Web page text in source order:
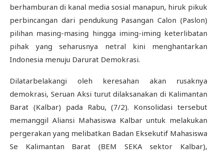
berhamburan di kanal media sosial manapun, hiruk pikuk
perbincangan dari pendukung Pasangan Calon (Paslon)
pilihan masing-masing hingga iming-iming keterlibatan
pihak yang seharusnya netral kini menghantarkan
Indonesia menuju Darurat Demokrasi.
Dilatarbelakangi oleh keresahan akan rusaknya
demokrasi, Seruan Aksi turut dilaksanakan di Kalimantan
Barat (Kalbar) pada Rabu, (7/2). Konsolidasi tersebut
memanggil Aliansi Mahasiswa Kalbar untuk melakukan
pergerakan yang melibatkan Badan Eksekutif Mahasiswa
Se Kalimantan Barat (BEM SEKA sektor Kalbar),